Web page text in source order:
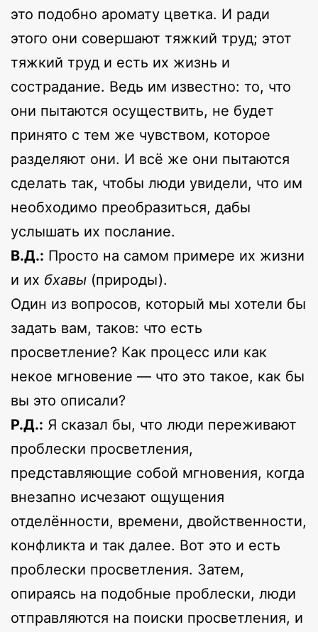
это подобно аромату цветка. И ради
этого они совершают тяжкий труд; этот
тяжкий труд и есть их жизнь и
сострадание. Ведь им известно: то, что
они пытаются осуществить, не будет
принято с тем же чувством, которое
разделяют они. И всё же они пытаются
сделать так, чтобы люди увидели, что им
необходимо преобразиться, дабы
услышать их послание.
В.Д.: Просто на самом примере их жизни
и их бхавы (природы).
Один из вопросов, который мы хотели бы
задать вам, таков: что есть
просветление? Как процесс или как
некое мгновение — что это такое, как бы
вы это описали?
Р.Д.: Я сказал бы, что люди переживают
проблески просветления,
представляющие собой мгновения, когда
внезапно исчезают ощущения
отделённости, времени, двойственности,
конфликта и так далее. Вот это и есть
проблески просветления. Затем,
опираясь на подобные проблески, люди
отправляются на поиски просветления, и